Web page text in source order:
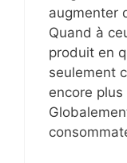
augmenter
Quand à
produit en
seulement
encore plus